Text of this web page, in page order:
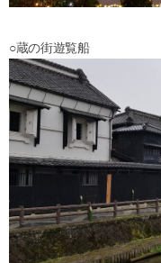
○蔵の街遊覧船